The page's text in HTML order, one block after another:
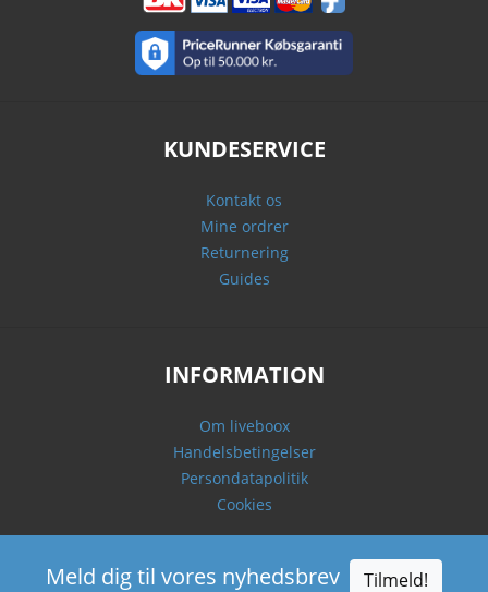
KUNDESERVICE
Kontakt os
Mine ordrer
Returnering
Guides
INFORMATION
Om liveboox
Handelsbetingelser
Persondatapolitik
Cookies
Meld dig til vores nyhedsbrev Tilmeld!